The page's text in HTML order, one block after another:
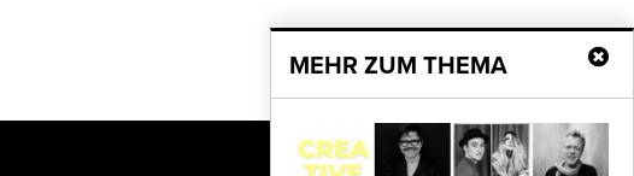
MEHR ZUM THEMA